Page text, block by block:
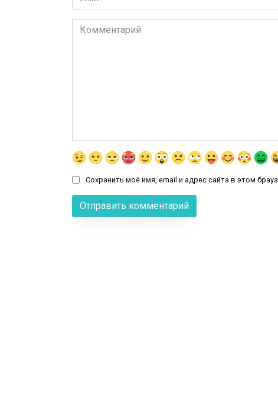
*
Комментарий
Сохранить моё имя, email и адрес сайта в этом